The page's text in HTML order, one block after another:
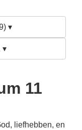
▾
▾
11
liefhebben, en